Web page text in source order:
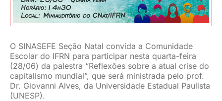
O SINASEFE Seção Natal convida a Comunidade
Escolar do IFRN para participar nesta quarta-feira
(28/06) da palestra “Reflexões sobre a atual crise do
capitalismo mundial”, que será ministrada pelo prof.
Dr. Giovanni Alves, da Universidade Estadual Paulista
(UNESP).